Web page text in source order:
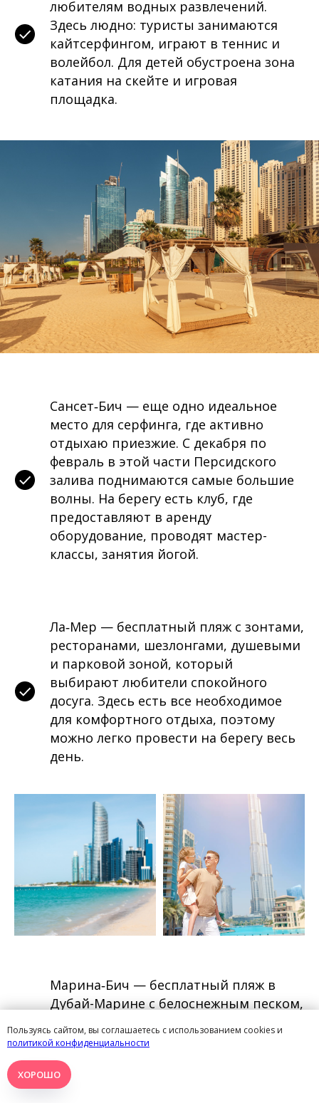
любителям водных развлечений.
Здесь людно: туристы занимаются
кайтсерфингом, играют в теннис и
волейбол. Для детей обустроена зона
катания на скейте и игровая
площадка.
Сансет‑Бич — еще одно идеальное
место для серфинга, где активно
отдыхаю приезжие. С декабря по
февраль в этой части Персидского
залива поднимаются самые большие
волны. На берегу есть клуб, где
предоставляют в аренду
оборудование, проводят мастер-
классы, занятия йогой.
Ла‑Мер — бесплатный пляж с зонтами,
ресторанами, шезлонгами, душевыми
и парковой зоной, который
выбирают любители спокойного
досуга. Здесь есть все необходимое
для комфортного отдыха, поэтому
можно легко провести на берегу весь
день.
Марина‑Бич — бесплатный пляж в
Дубай-Марине с белоснежным песком,
береговой линии, где можно найти
интересный вещи. Гости города
любят прогулки в этой локации.
Пользуясь сайтом, вы соглашаетесь с использованием cookies и
политикой конфиденциальности
ХОРОШО